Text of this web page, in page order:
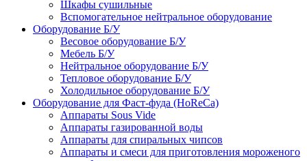
Шкафы сушильные
Вспомогательное нейтральное оборудование
Оборудование Б/У
Весовое оборудование Б/У
Мебель Б/У
Нейтральное оборудование Б/У
Тепловое оборудование Б/У
Холодильное оборудование Б/У
Оборудование для Фаст-фуда (HoReCa)
Аппараты Sous Vide
Аппараты газированной воды
Аппараты для спиральных чипсов
Аппараты и смеси для приготовления мороженого